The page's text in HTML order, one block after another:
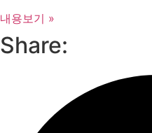
내용보기 »
Share: